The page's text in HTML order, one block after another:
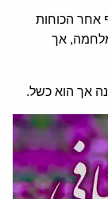
אחר הכוחות
אך
אך הוא כשל.